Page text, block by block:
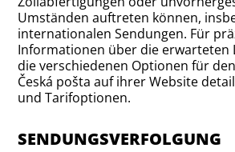
Umständen auftreten können,
internationalen Sendungen. Für
Informationen über die erwarteten
die verschiedenen Optionen für
Česká pošta auf ihrer Website
und Tarifoptionen.
SENDUNGSVERFOLGUNG